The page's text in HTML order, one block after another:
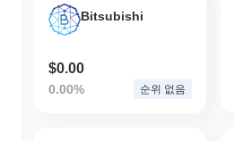
Bitsubishi
$0.00
0.00% 순위 없음